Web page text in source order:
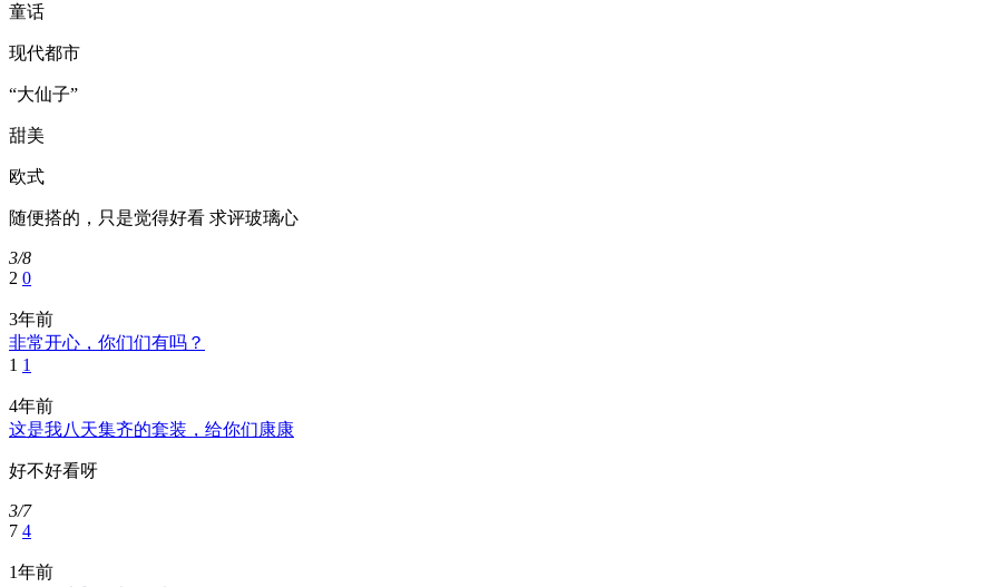
童话
现代都市
“大仙子”
甜美
欧式
随便搭的，只是觉得好看 求评玻璃心
3/8
2 0
3年前
非常开心，你们们有吗？
1 1
4年前
这是我八天集齐的套装，给你们康康
好不好看呀
3/7
7 4
1年前